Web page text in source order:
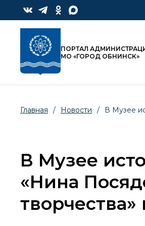
ПОРТАЛ
МО «ГОРОД ОБНИНСК»
Главная / Новости / В Музее
В Музее
«Нина